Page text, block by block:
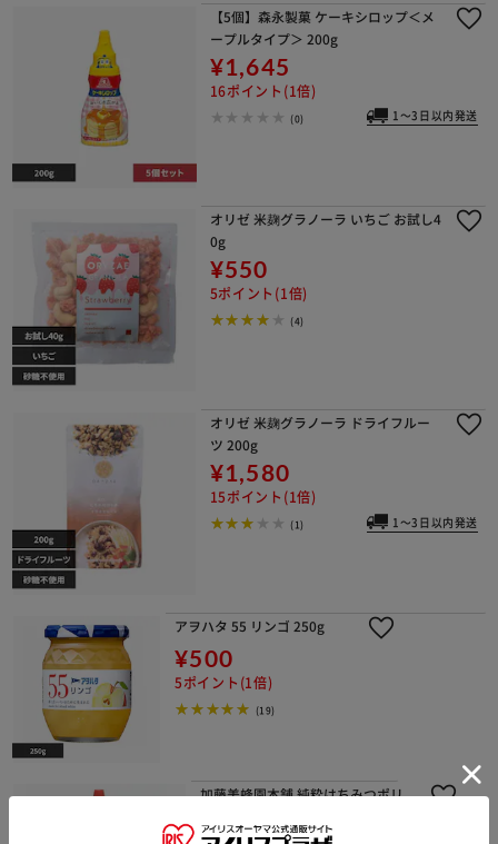
【5個】森永製菓 ケーキシロップ＜メ
ープルタイプ＞ 200g
¥1,645
16ポイント(1倍)
(0) 1～3日以内発送
オリゼ 米麹グラノーラ いちご お試し4
0g
¥550
5ポイント(1倍)
(4)
オリゼ 米麹グラノーラ ドライフルー
ツ 200g
¥1,580
15ポイント(1倍)
(1) 1～3日以内発送
アヲハタ 55 リンゴ 250g
¥500
5ポイント(1倍)
(19)
加藤美蜂園本舗 純粋はちみつポリ
¥1,870